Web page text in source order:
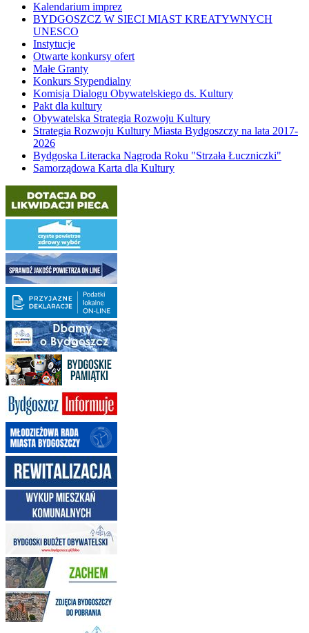
Kalendarium imprez
BYDGOSZCZ W SIECI MIAST KREATYWNYCH
UNESCO
Instytucje
Otwarte konkursy ofert
Małe Granty
Konkurs Stypendialny
Komisja Dialogu Obywatelskiego ds. Kultury
Pakt dla kultury
Obywatelska Strategia Rozwoju Kultury
Strategia Rozwoju Kultury Miasta Bydgoszczy na lata 2017-
2026
Bydgoska Literacka Nagroda Roku "Strzała Łuczniczki"
Samorządowa Karta dla Kultury